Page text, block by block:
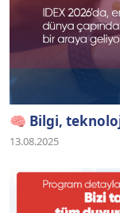
🧠 Bilgi,
13.08.2025